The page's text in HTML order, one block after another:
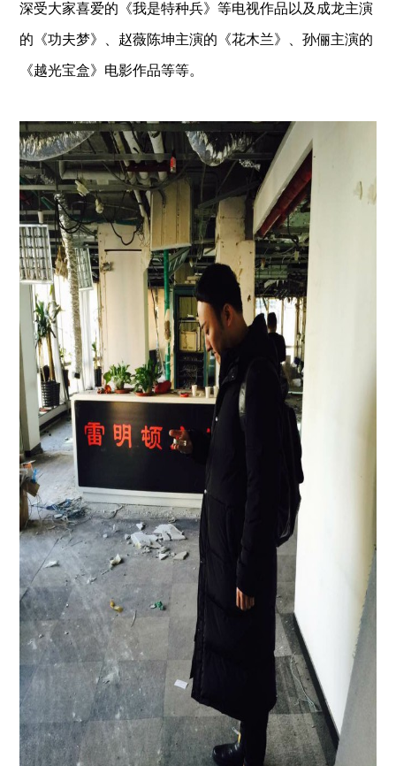
深受大家喜爱的《我是特种兵》等电视作品以及成龙主演
的《功夫梦》、赵薇陈坤主演的《花木兰》、孙俪主演的
《越光宝盒》电影作品等等。